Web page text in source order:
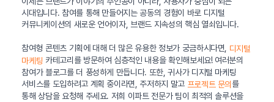
시대입니다. 참여를 통해 만들어지는 공동의 경험이 바로 디지털
커뮤니케이션의 새로운 언어이자, 브랜드 지속성의 핵심 열쇠입니다.
참여형 콘텐츠 기획에 대해 더 많은 유용한 정보가 궁금하시다면, 디지털
마케팅 카테고리를 방문하여 심층적인 내용을 확인해보세요! 여러분의
참여가 블로그를 더 풍성하게 만듭니다. 또한, 귀사가 디지털 마케팅
서비스를 도입하려고 계획 중이라면, 주저하지 말고 프로젝트 문의 를
통해 상담을 요청해 주세요. 저희 이파트 전문가 팀이 최적의 솔루션을